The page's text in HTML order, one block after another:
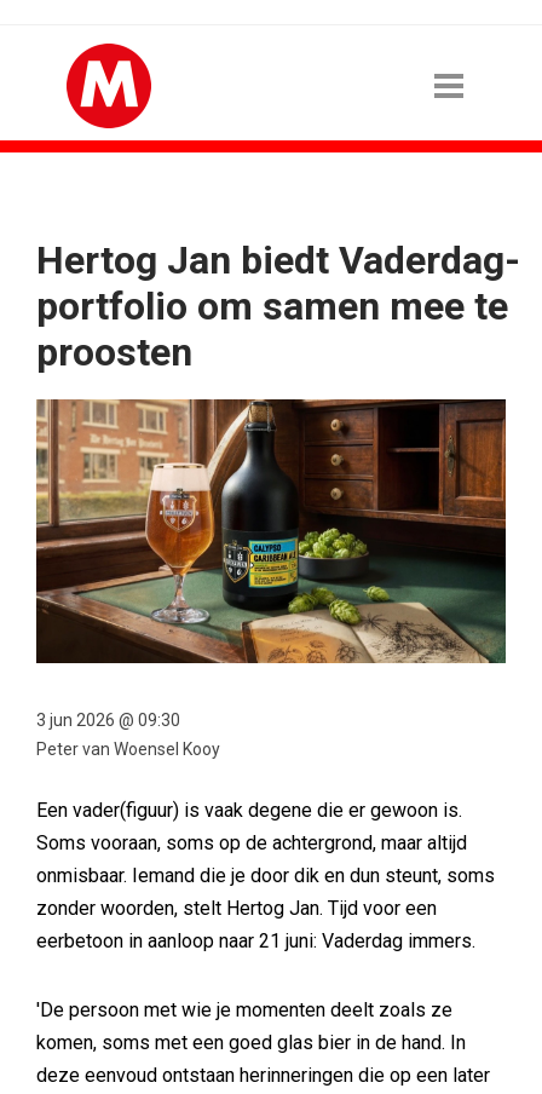
Hertog Jan biedt Vaderdag-
portfolio om samen mee te
proosten
3 jun 2026 @ 09:30
Peter van Woensel Kooy
Een vader(figuur) is vaak degene die er gewoon is.
Soms vooraan, soms op de achtergrond, maar altijd
onmisbaar. Iemand die je door dik en dun steunt, soms
zonder woorden, stelt Hertog Jan. Tijd voor een
eerbetoon in aanloop naar 21 juni: Vaderdag immers.
'De persoon met wie je momenten deelt zoals ze
komen, soms met een goed glas bier in de hand. In
deze eenvoud ontstaan herinneringen die op een later